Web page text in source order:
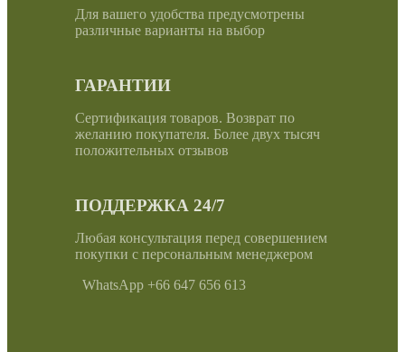
Для вашего удобства предусмотрены
различные варианты на выбор
ГАРАНТИИ
Сертификация товаров. Возврат по
желанию покупателя. Более двух тысяч
положительных отзывов
ПОДДЕРЖКА 24/7
Любая консультация перед совершением
покупки с персональным менеджером
WhatsApp +66 647 656 613